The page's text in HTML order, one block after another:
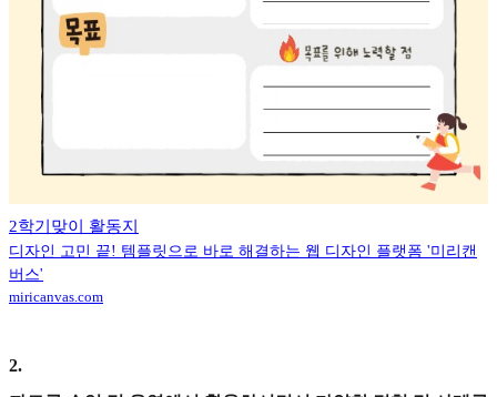
2학기맞이 활동지
디자인 고민 끝! 템플릿으로 바로 해결하는 웹 디자인 플랫폼 '미리캔
버스'
miricanvas.com
2.